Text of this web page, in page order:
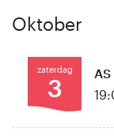
Oktober
zaterdag
3